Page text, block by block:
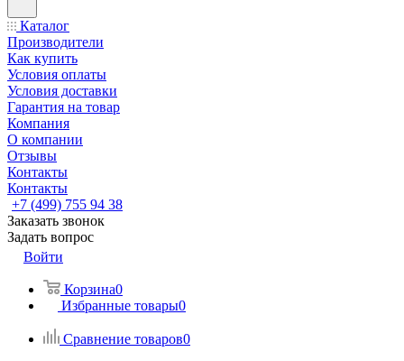
Каталог
Производители
Как купить
Условия оплаты
Условия доставки
Гарантия на товар
Компания
О компании
Отзывы
Контакты
Контакты
+7 (499) 755 94 38
Заказать звонок
Задать вопрос
Войти
Корзина0
Избранные товары0
Сравнение товаров0